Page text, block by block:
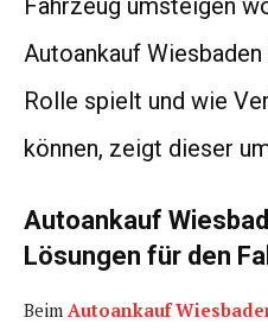
Fahrzeug umsteigen
Autoankauf
Rolle spielt und wie
können, zeigt dieser
Autoankauf
Lösungen für den
Beim Autoankauf